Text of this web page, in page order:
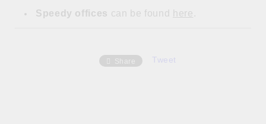
Speedy offices can be found here .
Share Tweet